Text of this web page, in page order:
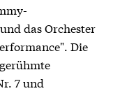
das Orchester
Die
7 und